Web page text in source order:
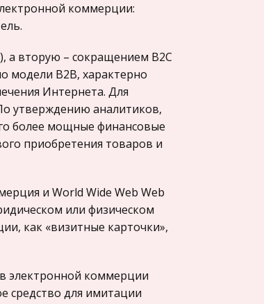
коммерции:
а вторую – сокращением В2С
модели В2В, характерно
Интернета. Для
утверждению аналитиков,
более мощные финансовые
приобретения товаров и
и World Wide Web Web
или физическом
как «визитные карточки»,
электронной коммерции
средство для имитации